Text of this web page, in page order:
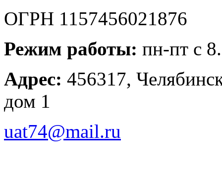
ОГРН 1157456021876
Режим работы: пн-пт с
Адрес: 456317,
дом 1
uat74@mail.ru